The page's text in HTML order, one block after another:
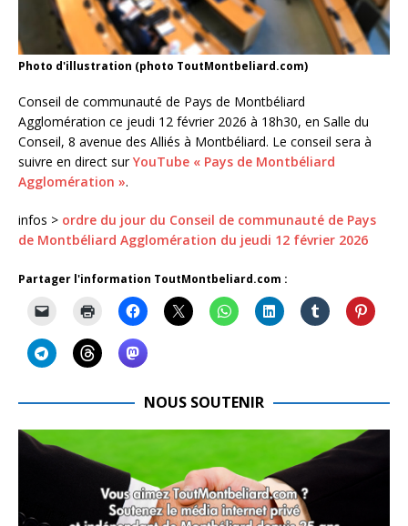
Photo d'illustration (photo ToutMontbeliard.com)
Conseil de communauté de Pays de Montbéliard
Agglomération ce jeudi 12 février 2026 à 18h30, en Salle du
Conseil, 8 avenue des Alliés à Montbéliard. Le conseil sera à
suivre en direct surYouTube « Pays de Montbéliard
Agglomération ».
infos > ordre du jour du Conseil de communauté de Pays
de Montbéliard Agglomération du jeudi 12 février 2026
Partager l'information ToutMontbeliard.com :
NOUS SOUTENIR